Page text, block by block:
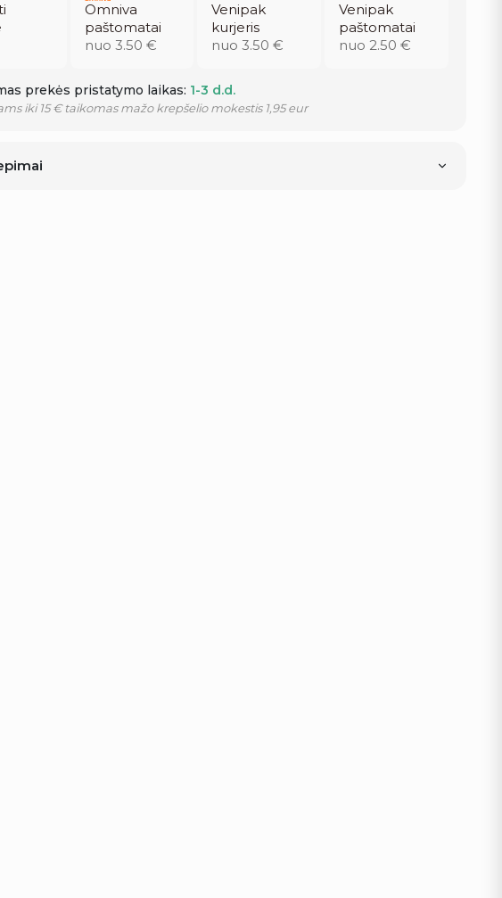
Omniva
paštomatai
nuo 3.50 €
Venipak
kurjeris
nuo 3.50 €
Venipak
paštomatai
nuo 2.50 €
prekės pristatymo laikas: 1-3 d.d.
iki 15 € taikomas mažo krepšelio mokestis 1,95 eur